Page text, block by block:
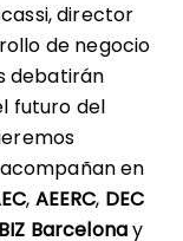
director
de negocio
debatirán
futuro del
en
, AEERC, DEC
BIZ Barcelonay